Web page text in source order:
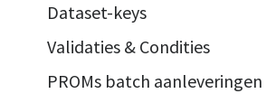
Dataset-keys
Validaties & Condities
PROMs batch aanleveringen